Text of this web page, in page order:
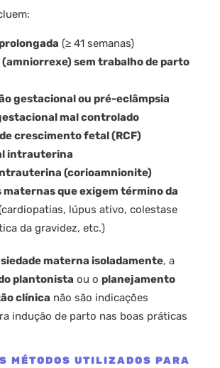
(≥ 41 semanas)
(amniorrexe) sem trabalho de parto
gestacional ou pré-eclâmpsia
mal controlado
crescimento fetal (RCF)
intrauterina
(corioamnionite)
maternas que exigem término da
lúpus ativo, colestase
da gravidez, etc.)
materna isoladamente, a
plantonista ou o planejamento
clínica não são indicações
indução de parto nas boas práticas
MÉTODOS UTILIZADOS PARA